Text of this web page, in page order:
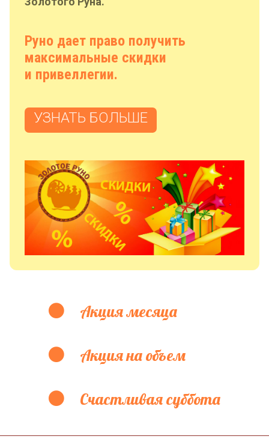
Руно дает право получить
максимальные скидки
и привеллегии.
УЗНАТЬ БОЛЬШЕ
Акция месяца
Акция на объем
Счастливая суббота